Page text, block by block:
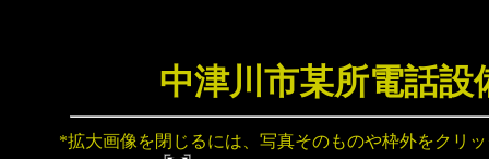
中津川市某所電話
*拡大画像を閉じるには、写真そのものや枠外をクリ